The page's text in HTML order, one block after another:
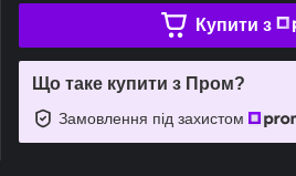
Купити з
Що таке купити з Пром?
Замовлення під захистом